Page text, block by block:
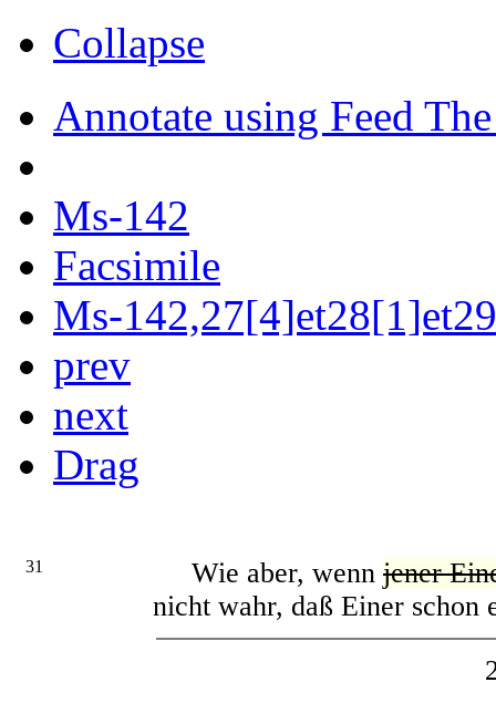
Collapse
Annotate using Feed
Ms-142
Facsimile
Ms-
prev
next
Drag
31 Wie aber, wenn jener
nicht wahr, daß Einer schon